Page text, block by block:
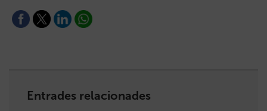
Entrades relacionades